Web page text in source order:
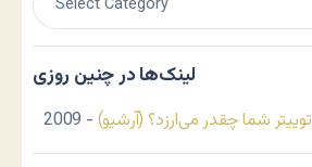
لینک‌ها در چنین روزی
توییتر شما چقدر می‌ارزد؟ (آرشیو) - 2009